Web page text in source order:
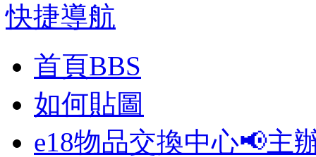
快捷導航
首頁BBS
如何貼圖
e18物品交換中心📢主